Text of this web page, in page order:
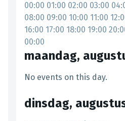
00:00 01:00 02:00 03:00
08:00 09:00 10:00 11:00
16:00 17:00 18:00 19:00
00:00
maandag,
No events on this day.
dinsdag,